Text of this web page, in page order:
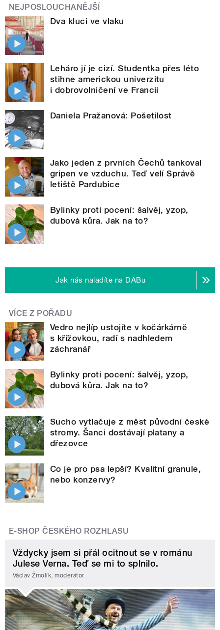
NEJPOSLOUCHANĚJŠÍ
Dva kluci ve vlaku
Leháro jí je cizí. Studentka přes léto
stihne americkou univerzitu
i dobrovolničení ve Francii
Daniela Pražanová: Pošetilost
Jako jeden z prvních Čechů tankoval
gripen ve vzduchu. Teď velí Správě
letiště Pardubice
Bylinky proti pocení: šalvěj, yzop,
dubová kůra. Jak na to?
Jak nás naladíte na DABu
VÍCE Z POŘADU
Vedro nejlíp ustojíte v kočárkárně
s křížovkou, radí s nadhledem
záchranář
Bylinky proti pocení: šalvěj, yzop,
dubová kůra. Jak na to?
Sucho vytlačuje z měst původní české
stromy. Šanci dostávají platany a
dřezovce
Co je pro psa lepší? Kvalitní granule,
nebo konzervy?
E-SHOP ČESKÉHO ROZHLASU
Vždycky jsem si přál ocitnout se v románu
Julese Verna. Teď se mi to splnilo.
Václav Žmolík, moderátor